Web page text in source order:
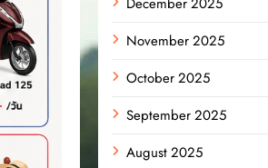
December 2025
November 2025
October 2025
September 2025
August 2025